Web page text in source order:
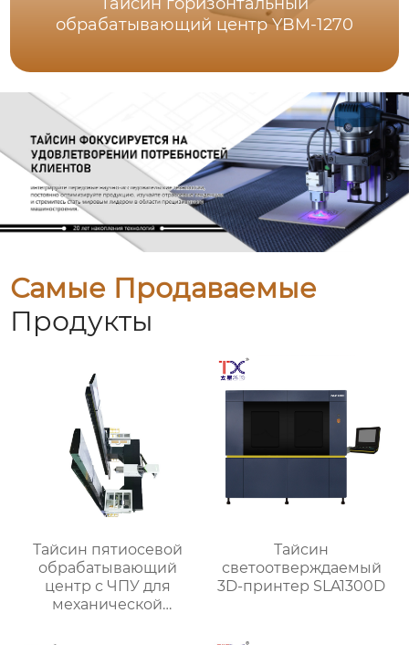
обрабатывающий центр YBM-1270
Самые Продаваемые
Продукты
Тайсин пятиосевой
обрабатывающий
центр с ЧПУ для
механической
Тайсин
светоотверждаемый
3D-принтер SLA1300D